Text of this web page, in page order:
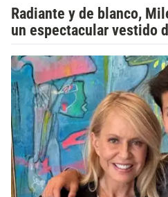
Radiante y de blanco,
un espectacular vestido